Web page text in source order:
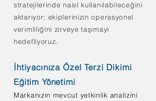
stratejilerinde nasıl kullanılabileceğini
aktarıyor; ekiplerinizin operasyonel
verimliliğini zirveye taşımayı
hedefliyoruz.
İhtiyacınıza Özel Terzi Dikimi
Eğitim Yönetimi
Markanızın mevcut yetkinlik analizini